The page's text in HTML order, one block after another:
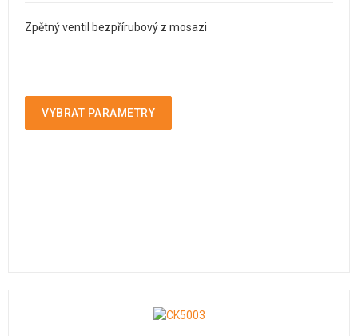
Zpětný ventil bezpřírubový z mosazi
VYBRAT PARAMETRY